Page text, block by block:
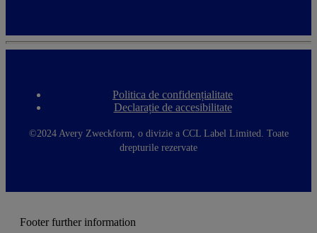
F
o
t
e
Politica de confidențialitate
Declarație de accesibilitate
©2024 Avery Zweckform, o divizie a CCL Label Limited. Toate
drepturile rezervate
Footer further information